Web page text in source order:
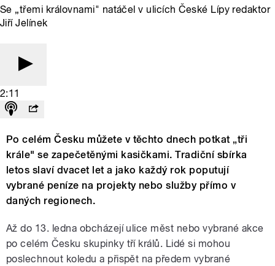
Se „třemi královnami" natáčel v ulicích České Lípy redaktor
Jiří Jelínek
2:11
Po celém Česku můžete v těchto dnech potkat „tři
krále" se zapečetěnými kasičkami. Tradiční sbírka
letos slaví dvacet let a jako každý rok poputují
vybrané peníze na projekty nebo služby přímo v
daných regionech.
Až do 13. ledna obcházejí ulice měst nebo vybrané akce
po celém Česku skupinky tří králů. Lidé si mohou
poslechnout koledu a přispět na předem vybrané